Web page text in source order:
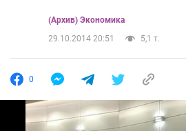
(Архив) Экономика
29.10.2014 20:51
5,1 т.
0